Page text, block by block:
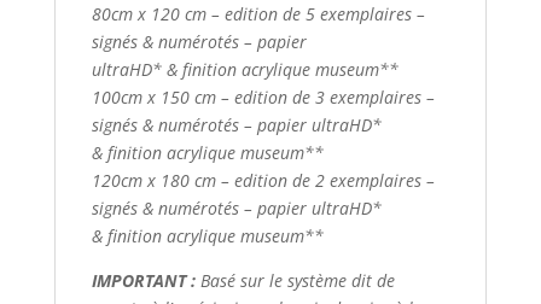
80cm x 120 cm – edition de 5 exemplaires –
signés & numérotés – papier
ultraHD* & finition acrylique museum**
100cm x 150 cm – edition de 3 exemplaires –
signés & numérotés – papier ultraHD*
& finition acrylique museum**
120cm x 180 cm – edition de 2 exemplaires –
signés & numérotés – papier ultraHD*
& finition acrylique museum**
IMPORTANT :Basé sur le système dit de